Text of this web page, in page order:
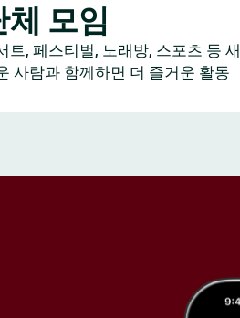
체 모임
트, 페스티벌, 노래방, 스포츠 등 새
사람과 함께하면 더 즐거운 활동